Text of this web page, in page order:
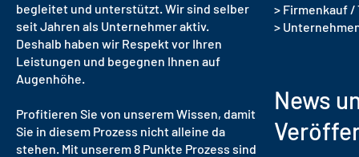
begleitet und unterstützt. Wir sind selber
seit Jahren als Unternehmer aktiv.
Deshalb haben wir Respekt vor Ihren
Leistungen und begegnen Ihnen auf
Augenhöhe.
Profitieren Sie von unserem Wissen, damit
Sie in diesem Prozess nicht alleine da
stehen. Mit unserem 8 Punkte Prozess sind
> Firmenkauf /
>
News